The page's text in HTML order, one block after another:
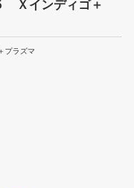
Ｘインディゴ＋
ラズマ